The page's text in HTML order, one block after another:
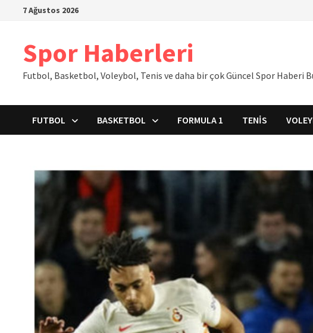
İçeriğe7 Ağustos 2026
Spor Haberleri
Futbol, Basketbol, Voleybol, Tenis ve daha bir çok Güncel Spor Haberi
FUTBOL BASKETBOL FORMULA 1 TENIS